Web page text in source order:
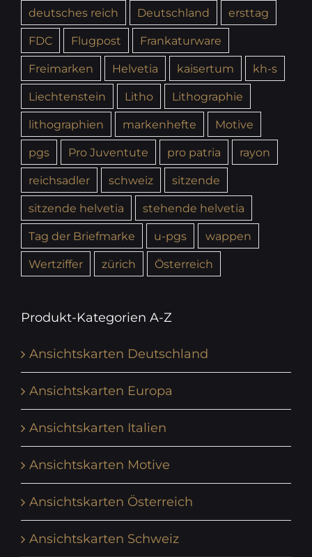
deutsches reich Deutschland
ersttag
FDC
Flugpost
Frankaturware
Freimarken
Helvetia kaisertum
kh-s
Liechtenstein
Litho
Lithographie
lithographien
markenhefte
Motive
pgs
Pro Juventute pro patria
rayon
reichsadler
schweiz
sitzende
sitzende helvetia
stehende helvetia
Tag der Briefmarke
u-pgs
wappen
Wertziffer
zürich Österreich
Produkt-Kategorien A-Z
Ansichtskarten Deutschland
Ansichtskarten Europa
Ansichtskarten Italien
Ansichtskarten Motive
Ansichtskarten Österreich
Ansichtskarten Schweiz